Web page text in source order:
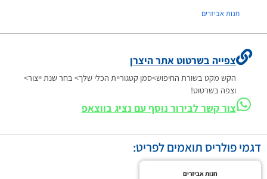
חנות אביזרים
צפייה בשרטוט אתר היצרן
הקש מקט בשורת החיפוש>סמן קטגוריית הכלי שלך> בחר שנת ייצור>
וצפה בשרטוט!
צור קשר לבירור נוסף עם נציג בווצאפ
דגמי פולריס תואמים לפריט:
חנות אביזרים